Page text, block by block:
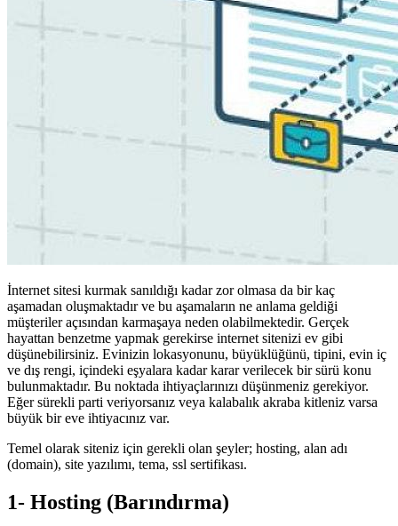
İnternet sitesi kurmak sanıldığı kadar zor olmasa da bir kaç
aşamadan oluşmaktadır ve bu aşamaların ne anlama geldiği
müşteriler açısından karmaşaya neden olabilmektedir. Gerçek
hayattan benzetme yapmak gerekirse internet sitenizi ev gibi
düşünebilirsiniz. Evinizin lokasyonunu, büyüklüğünü, tipini, evin iç
ve dış rengi, içindeki eşyalara kadar karar verilecek bir sürü konu
bulunmaktadır. Bu noktada ihtiyaçlarınızı düşünmeniz gerekiyor.
Eğer sürekli parti veriyorsanız veya kalabalık akraba kitleniz varsa
büyük bir eve ihtiyacınız var.
Temel olarak siteniz için gerekli olan şeyler; hosting, alan adı
(domain), site yazılımı, tema, ssl sertifikası.
1- Hosting (Barındırma)